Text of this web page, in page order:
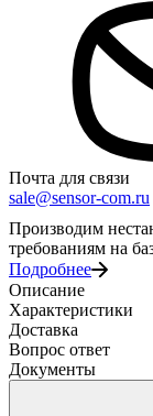
Почта для связи
sale@sensor-com.ru
Производим
требованиям на
Подробнее
Описание
Характеристики
Доставка
Вопрос ответ
Документы